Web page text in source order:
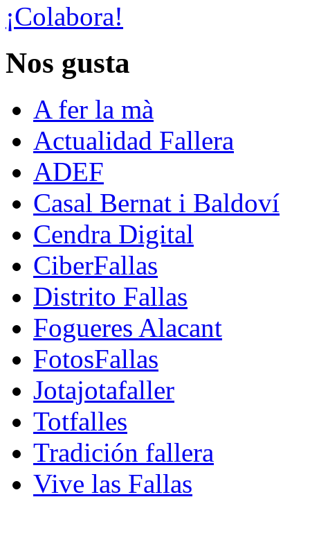
¡Colabora!
Nos gusta
A fer la mà
Actualidad Fallera
ADEF
Casal Bernat i Baldoví
Cendra Digital
CiberFallas
Distrito Fallas
Fogueres Alacant
FotosFallas
Jotajotafaller
Totfalles
Tradición fallera
Vive las Fallas